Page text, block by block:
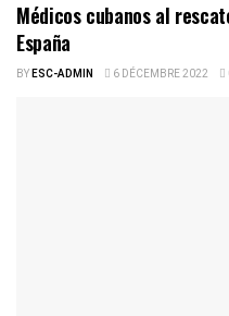
Médicos cubanos al
España
BYESC-ADMIN 6 DÉCEMBRE 2022